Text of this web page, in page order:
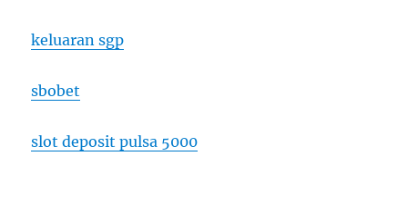
keluaran sgp
sbobet
slot deposit pulsa 5000